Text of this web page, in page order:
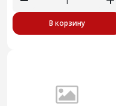
В корзину